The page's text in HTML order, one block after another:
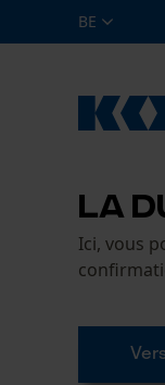
BE
LA
Ici, vous